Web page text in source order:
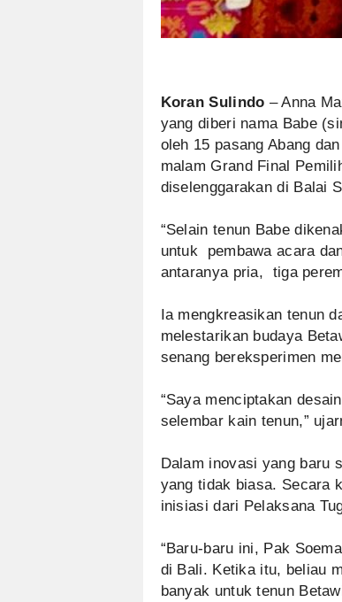
Koran Sulindo – Anna
yang diberi nama Babe
oleh 15 pasang Abang
malam Grand Final
diselenggarakan di Balai
“Selain tenun Babe
untuk pembawa acara
antaranya pria, tiga
Ia mengkreasikan tenun
melestarikan budaya
senang bereksperimen
“Saya menciptakan
selembar kain tenun,”
Dalam inovasi yang baru
yang tidak biasa. Secara
inisiasi dari Pelaksana
“Baru-baru ini, Pak
di Bali. Ketika itu, beliau
banyak untuk tenun